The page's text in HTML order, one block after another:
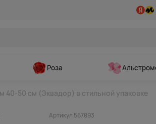
Роза
40-50 см (Эквадор) в стильной упаковке
Артикул 567893